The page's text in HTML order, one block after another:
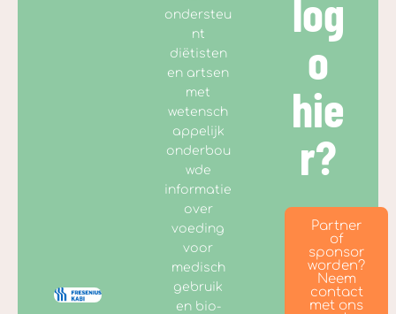
ondersteu
nt
diëtisten
en artsen
met
wetensch
appelijk
onderbou
wde
informatie
over
voeding
voor
medisch
gebruik
en bio-
log
o
hie
r?
Partner
of
sponsor
worden?
Neem
contact
met ons